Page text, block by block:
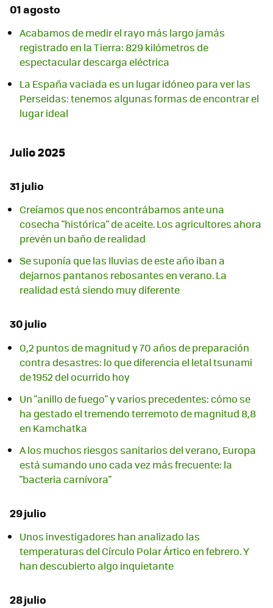
01 agosto
Acabamos de medir el rayo más largo jamás
registrado en la Tierra: 829 kilómetros de
espectacular descarga eléctrica
La España vaciada es un lugar idóneo para ver las
Perseidas: tenemos algunas formas de encontrar el
lugar ideal
Julio 2025
31 julio
Creíamos que nos encontrábamos ante una
cosecha "histórica" de aceite. Los agricultores ahora
prevén un baño de realidad
Se suponía que las lluvias de este año iban a
dejarnos pantanos rebosantes en verano. La
realidad está siendo muy diferente
30 julio
0,2 puntos de magnitud y 70 años de preparación
contra desastres: lo que diferencia el letal tsunami
de 1952 del ocurrido hoy
Un "anillo de fuego" y varios precedentes: cómo se
ha gestado el tremendo terremoto de magnitud 8,8
en Kamchatka
A los muchos riesgos sanitarios del verano, Europa
está sumando uno cada vez más frecuente: la
"bacteria carnívora"
29 julio
Unos investigadores han analizado las
temperaturas del Círculo Polar Ártico en febrero. Y
han descubierto algo inquietante
28 julio